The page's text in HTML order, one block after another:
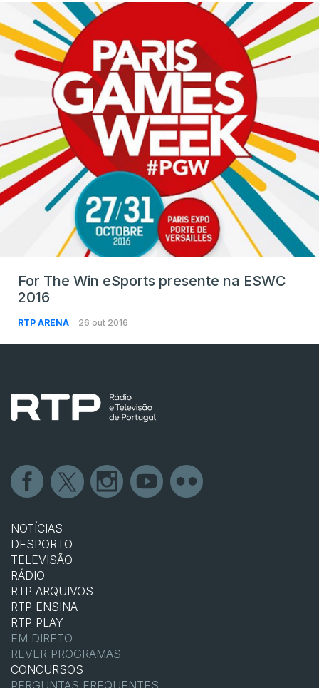
For The Win eSports presente na ESWC
2016
RTP ARENA 26 out 2016
NOTÍCIAS
DESPORTO
TELEVISÃO
RÁDIO
RTP ARQUIVOS
RTP ENSINA
RTP PLAY
EM DIRETO
REVER PROGRAMAS
CONCURSOS